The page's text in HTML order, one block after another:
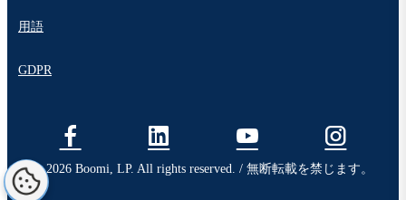
用語
GDPR
© 2026 Boomi, LP. All rights reserved. / 無断転載を禁じます。